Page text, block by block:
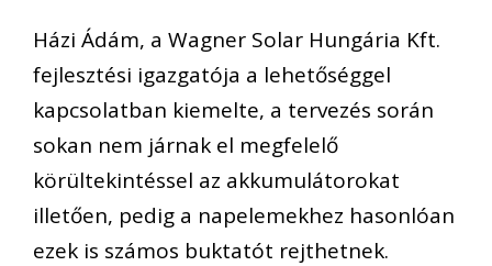
Házi Ádám, a Wagner Solar Hungária Kft.
fejlesztési igazgatója a lehetőséggel
kapcsolatban kiemelte, a tervezés során
sokan nem járnak el megfelelő
körültekintéssel az akkumulátorokat
illetően, pedig a napelemekhez hasonlóan
ezek is számos buktatót rejthetnek.